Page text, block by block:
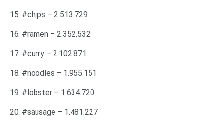
#chips – 2.513.729
#ramen – 2.352.532
#curry – 2.102.871
#noodles – 1.955.151
#lobster – 1.634.720
#sausage – 1.481.227